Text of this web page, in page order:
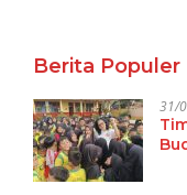
Berita Populer
31/